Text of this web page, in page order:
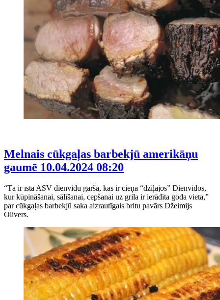
Melnais cūkgaļas barbekjū amerikāņu
gaumē 10.04.2024 08:20
“Tā ir īsta ASV dienvidu garša, kas ir cieņā “dziļajos” Dienvidos,
kur kūpināšanai, sālīšanai, cepšanai uz grila ir ierādīta goda vieta,”
par cūkgaļas barbekjū saka aizrautīgais britu pavārs Džeimijs
Olivers.